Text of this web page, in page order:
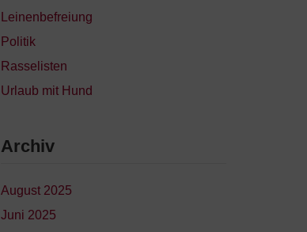
Leinenbefreiung
Politik
Rasselisten
Urlaub mit Hund
Archiv
August 2025
Juni 2025